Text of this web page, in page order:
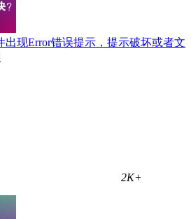
出现Error错误提示，提示破坏或者文
2K+